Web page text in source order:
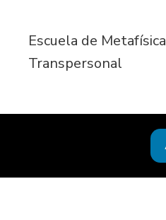
Escuela de
Transpersonal